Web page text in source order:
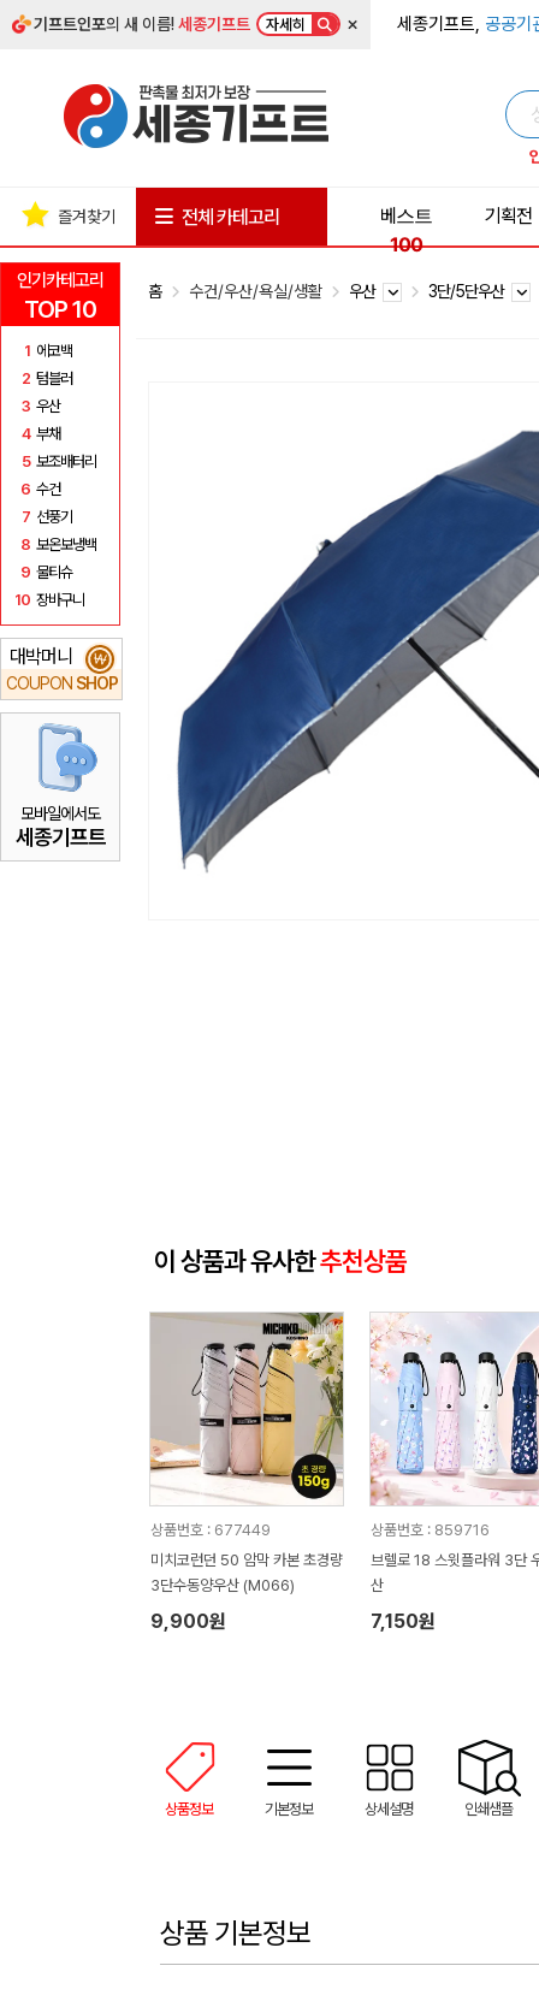
기프트인포의 새 이름!세종기프트 자세히 × 세종기프트, 공공기
인기카테고리
TOP 10
1 에코백
2 텀블러
3 우산
4 부채
5 보조배터리
6 수건
7 선풍기
8 보온보냉백
9 물티슈
10 장바구니
대박머니
COUPON SHOP
₩
모바일에서도
세종기프트
즐겨찾기 전체 카테고리
베스트
100
기획전
홈 수건/우산/욕실/생활 우산 3단/5단우산
이 상품과 유사한추천상품
상품번호 : 677449
미치코런던 50 암막 카본 초경량
3단수동양우산 (M066)
9,900원
상품번호 : 859716
브렐로 18 스윗플라워 3단
산
7,150원
상품정보 기본정보 상세설명 인쇄샘플
상품 기본정보